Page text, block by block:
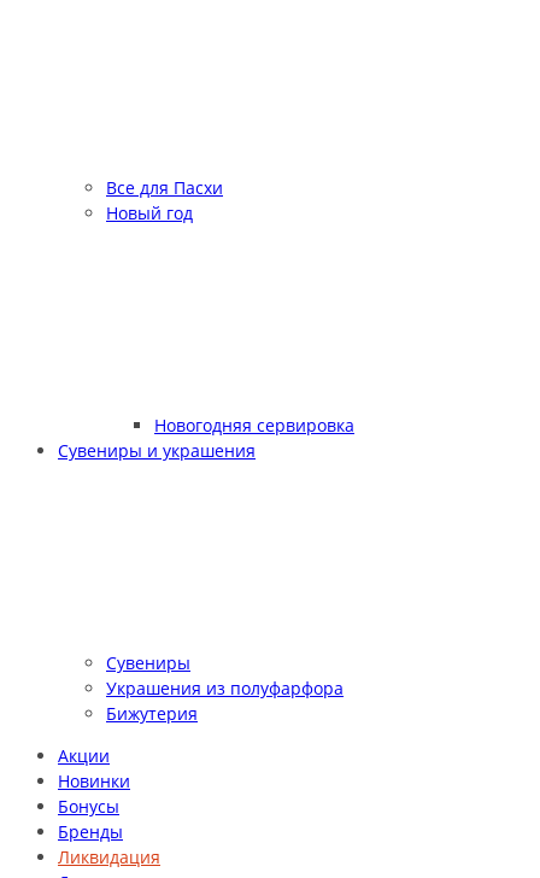
Все для Пасхи
Новый год
Новогодняя сервировка
Сувениры и украшения
Сувениры
Украшения из полуфарфора
Бижутерия
Акции
Новинки
Бонусы
Бренды
Ликвидация